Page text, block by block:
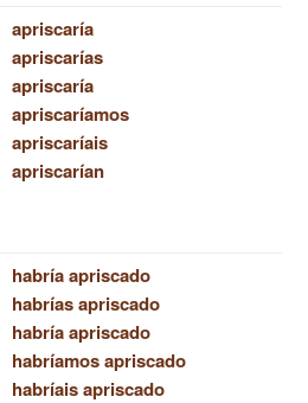
apriscaría
apriscarías
apriscaría
apriscaríamos
apriscaríais
apriscarían
habría apriscado
habrías apriscado
habría apriscado
habríamos apriscado
habríais apriscado